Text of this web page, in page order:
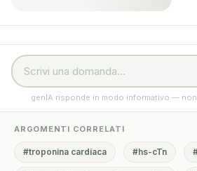
genIA risponde in modo informativo —
ARGOMENTI CORRELATI
#troponina cardiaca #hs-cTn